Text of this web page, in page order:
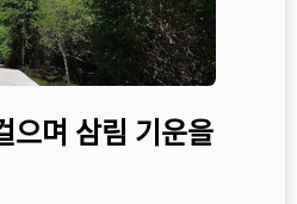
으며 삼림 기운을